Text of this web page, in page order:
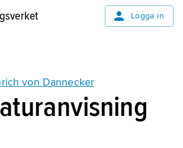
Logga in
von Dannecker